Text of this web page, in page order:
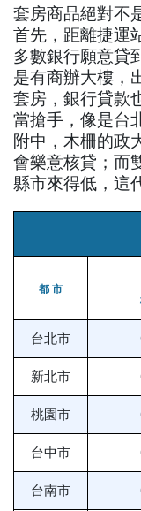
套房商品絕對不
首先，距離捷運
多數銀行願意貸
是有商辦大樓，
套房，銀行貸款
當搶手，像是台
附中，木柵的政
會樂意核貸；而
縣市來得低，這
都 市
台北市
新北市
桃園市
台中市
台南市